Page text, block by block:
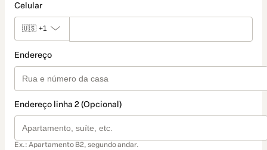
Celular
🇺🇸 +1
Endereço
Endereço linha 2 (Opcional)
Ex.: Apartamento B2, segundo andar.